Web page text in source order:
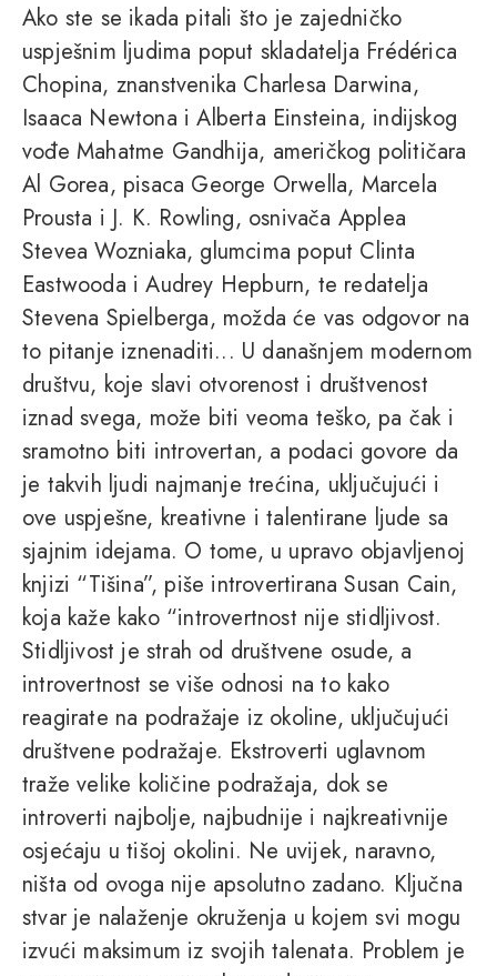
Ako ste se ikada pitali što je zajedničko
uspješnim ljudima poput skladatelja Frédérica
Chopina, znanstvenika Charlesa Darwina,
Isaaca Newtona i Alberta Einsteina, indijskog
vođe Mahatme Gandhija, američkog političara
Al Gorea, pisaca George Orwella, Marcela
Prousta i J. K. Rowling, osnivača Applea
Stevea Wozniaka, glumcima poput Clinta
Eastwooda i Audrey Hepburn, te redatelja
Stevena Spielberga, možda će vas odgovor na
to pitanje iznenaditi... U današnjem modernom
društvu, koje slavi otvorenost i društvenost
iznad svega, može biti veoma teško, pa čak i
sramotno biti introvertan, a podaci govore da
je takvih ljudi najmanje trećina, uključujući i
ove uspješne, kreativne i talentirane ljude sa
sjajnim idejama. O tome, u upravo objavljenoj
knjizi “Tišina”, piše introvertirana Susan Cain,
koja kaže kako “introvertnost nije stidljivost.
Stidljivost je strah od društvene osude, a
introvertnost se više odnosi na to kako
reagirate na podražaje iz okoline, uključujući
društvene podražaje. Ekstroverti uglavnom
traže velike količine podražaja, dok se
introverti najbolje, najbudnije i najkreativnije
osjećaju u tišoj okolini. Ne uvijek, naravno,
ništa od ovoga nije apsolutno zadano. Ključna
stvar je nalaženje okruženja u kojem svi mogu
izvući maksimum iz svojih talenata. Problem je